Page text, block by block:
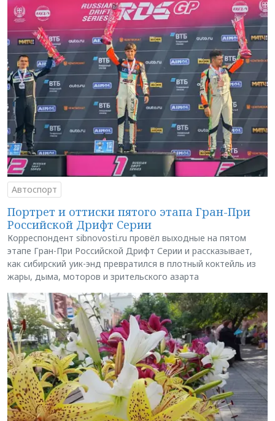
Автоспорт
Портрет и оттиски пятого этапа Гран-При
Российской Дрифт Серии
Корреспондент sibnovosti.ru провёл выходные на пятом
этапе Гран-При Российской Дрифт Серии и рассказывает,
как сибирский уик-энд превратился в плотный коктейль из
жары, дыма, моторов и зрительского азарта